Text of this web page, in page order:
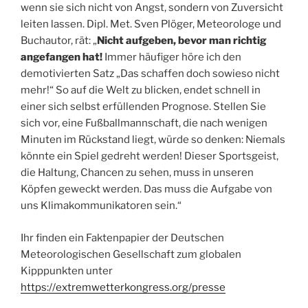
wenn sie sich nicht von Angst, sondern von Zuversicht
leiten lassen. Dipl. Met. Sven Plöger, Meteorologe und
Buchautor, rät: „Nicht aufgeben, bevor man richtig
angefangen hat! Immer häufiger höre ich den
demotivierten Satz „Das schaffen doch sowieso nicht
mehr!“ So auf die Welt zu blicken, endet schnell in
einer sich selbst erfüllenden Prognose. Stellen Sie
sich vor, eine Fußballmannschaft, die nach wenigen
Minuten im Rückstand liegt, würde so denken: Niemals
könnte ein Spiel gedreht werden! Dieser Sportsgeist,
die Haltung, Chancen zu sehen, muss in unseren
Köpfen geweckt werden. Das muss die Aufgabe von
uns Klimakommunikatoren sein.“
Ihr finden ein Faktenpapier der Deutschen
Meteorologischen Gesellschaft zum globalen
Kipppunkten unter
https://extremwetterkongress.org/presse